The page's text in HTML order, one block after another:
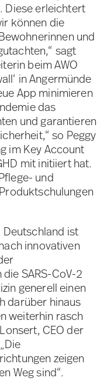
Diese erleichtert
können die
und
sagt
beim AWO
in Angermünde
App minimieren
das
und garantieren
so Peggy
im Key Account
mit initiiert hat.
und
Deutschland ist
innovativen
SARS-CoV-2
generell einen
darüber hinaus
weiterhin rasch
CEO der
zeigen
Weg sind“.